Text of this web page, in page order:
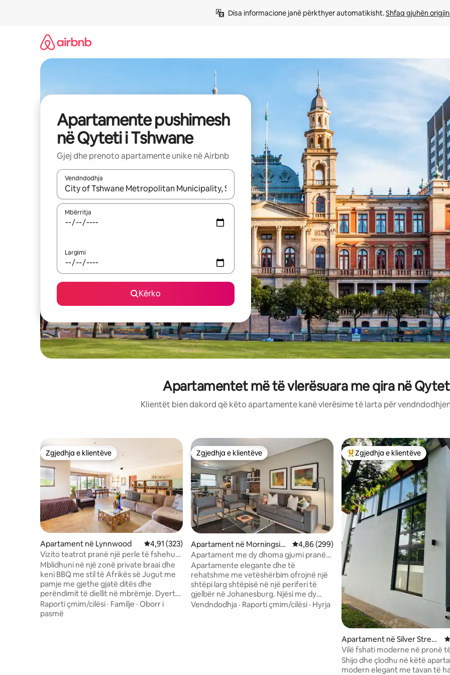
Disa informacione janë përkthyer automatikisht. Shfaq gjuhën
Apartamente pushimesh
në Qyteti i Tshwane
Gjej dhe prenoto apartamente unike në Airbnb
Vendndodhja
Kur rezultatet të jenë të disponueshme, lëviz me butonat e shigjetave lart e poshtë ose eksploro duke prekur ose duke
Mbërritja
Largimi
Kërko
Apartamentet më të vlerësuara me qira në
Klientët bien dakord që këto apartamente kanë vlerësime të larta për
Zgjedhja e klientëve
Zgjedhja e klientëve
Apartament në Lynnwood Vlerësimi mesatar 4,91 nga 5, 323 vlerësime
4,91 (323)
Vizito teatrot pranë një perle të fshehur
në një zonë të qetë
Mblidhuni në një zonë private braai dhe
keni BBQ me stil të Afrikës së Jugut me
pamje me gjethe gjatë ditës dhe
perëndimit të diellit në mbrëmje. Dyert
rrëshqitëse me glazurë të çojnë në një
ambient të brendshëm të bollshëm e të
Raporti çmim/cilësi · Familje · Oborr i
pasmë
Zgjedhja e klientëve
Zgjedhja e klientëve
Apartament në Morningsid
e
Vlerësimi mesatar 4,86 nga 5, 299 vlerësime
4,86 (299)
Apartament me dy dhoma gjumi pranë
mëngjesit
Apartamente elegante dhe të
rehatshme me vetëshërbim ofrojnë një
shtëpi larg shtëpisë në një periferi të
gjelbër në Johanesburg. Njësi me dy
dhoma gjumi prej 71 m², të mobiluara
Vendndodhja · Raporti çmim/cilësi · Hyrja
Më të mirat e zgjedhjeve të
Zgjedhja e klientëve
Apartament në Silver Strea
m Estate
Vilë fshati moderne në pronë
Shijo dhe çlodhu në këtë
modern elegant me tavan të